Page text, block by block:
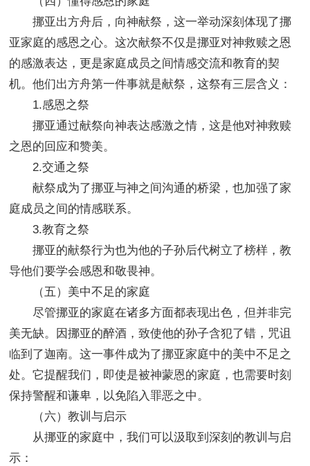
挪亚出方舟后，向神献祭，这一举动深刻体现了挪
亚家庭的感恩之心。这次献祭不仅是挪亚对神救赎之恩
的感激表达，更是家庭成员之间情感交流和教育的契
机。他们出方舟第一件事就是献祭，这祭有三层含义：
1.感恩之祭
挪亚通过献祭向神表达感激之情，这是他对神救赎
之恩的回应和赞美。
2.交通之祭
献祭成为了挪亚与神之间沟通的桥梁，也加强了家
庭成员之间的情感联系。
3.教育之祭
挪亚的献祭行为也为他的子孙后代树立了榜样，教
导他们要学会感恩和敬畏神。
（五）美中不足的家庭
尽管挪亚的家庭在诸多方面都表现出色，但并非完
美无缺。因挪亚的醉酒，致使他的孙子含犯了错，咒诅
临到了迦南。这一事件成为了挪亚家庭中的美中不足之
处。它提醒我们，即使是被神蒙恩的家庭，也需要时刻
保持警醒和谦卑，以免陷入罪恶之中。
（六）教训与启示
从挪亚的家庭中，我们可以汲取到深刻的教训与启
示：